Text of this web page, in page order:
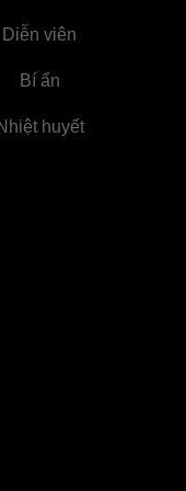
Diễn viên
Bí ẩn
huyết